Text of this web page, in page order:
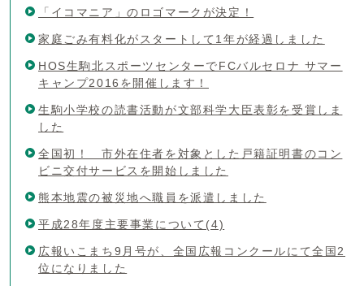
「イコマニア」のロゴマークが決定！
家庭ごみ有料化がスタートして1年が経過しました
HOS生駒北スポーツセンターでFCバルセロナ サマー
キャンプ2016を開催します！
生駒小学校の読書活動が文部科学大臣表彰を受賞しま
した
全国初！ 市外在住者を対象とした戸籍証明書のコン
ビニ交付サービスを開始しました
熊本地震の被災地へ職員を派遣しました
平成28年度主要事業について(4)
広報いこまち9月号が、全国広報コンクールにて全国2
位になりました